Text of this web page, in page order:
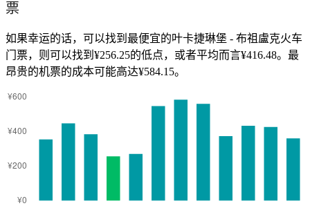
票
如果幸运的话，可以找到最便宜的叶卡捷琳堡 - 布祖盧克火车
门票，则可以找到¥256.25的低点，或者平均而言¥416.48。最
昂贵的机票的成本可能高达¥584.15。